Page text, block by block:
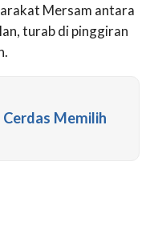
Mersam antara
turab di pinggiran
Memilih